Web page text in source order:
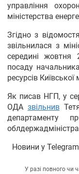
управління
міністерства
Згідно з
звільнилася з
середині жовтня
посаду
ресурсів Київської
Як писав НГП, у
ОДА звільнив
департаменту
Новини у Telegram
У разі повного чи